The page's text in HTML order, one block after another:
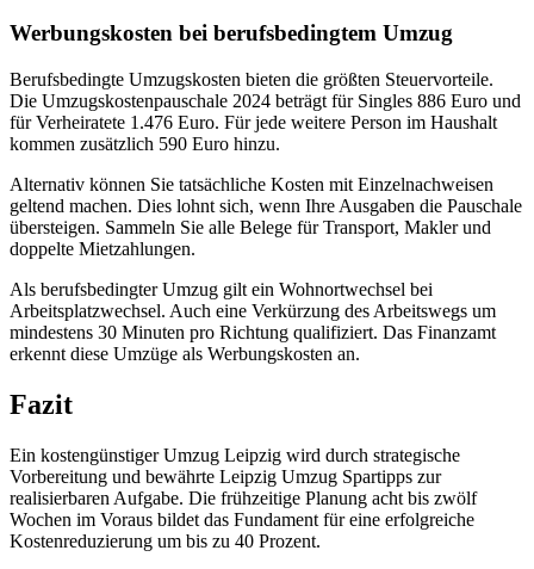
Werbungskosten bei berufsbedingtem Umzug
Berufsbedingte Umzugskosten bieten die größten Steuervorteile.
Die Umzugskostenpauschale 2024 beträgt für Singles 886 Euro und
für Verheiratete 1.476 Euro. Für jede weitere Person im Haushalt
kommen zusätzlich 590 Euro hinzu.
Alternativ können Sie tatsächliche Kosten mit Einzelnachweisen
geltend machen. Dies lohnt sich, wenn Ihre Ausgaben die Pauschale
übersteigen. Sammeln Sie alle Belege für Transport, Makler und
doppelte Mietzahlungen.
Als berufsbedingter Umzug gilt ein Wohnortwechsel bei
Arbeitsplatzwechsel. Auch eine Verkürzung des Arbeitswegs um
mindestens 30 Minuten pro Richtung qualifiziert. Das Finanzamt
erkennt diese Umzüge als Werbungskosten an.
Fazit
Ein kostengünstiger Umzug Leipzig wird durch strategische
Vorbereitung und bewährte Leipzig Umzug Spartipps zur
realisierbaren Aufgabe. Die frühzeitige Planung acht bis zwölf
Wochen im Voraus bildet das Fundament für eine erfolgreiche
Kostenreduzierung um bis zu 40 Prozent.